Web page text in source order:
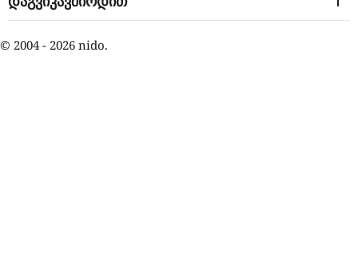
© 2004 - 2026 nido.